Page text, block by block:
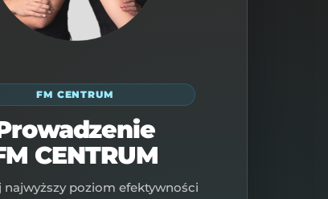
FM CENTRUM
CENTRUM
najwyższy poziom efektywności